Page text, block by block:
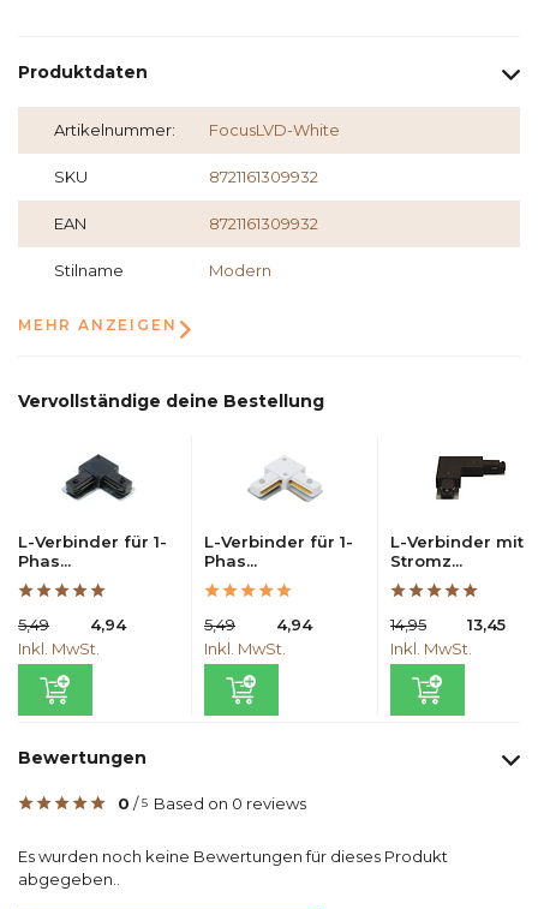
Produktdaten
Artikelnummer: FocusLVD-White
SKU 8721161309932
EAN 8721161309932
Stilname Modern
MEHR ANZEIGEN
Vervollständige deine Bestellung
L-Verbinder für 1-
Phas...
5,49
4,94
Inkl. MwSt.
L-Verbinder für 1-
Phas...
5,49
4,94
Inkl. MwSt.
L-Verbinder mit
Stromz...
14,95
13,45
Inkl. MwSt.
Bewertungen
0 /5 Based on 0 reviews
Es wurden noch keine Bewertungen für dieses Produkt
abgegeben..